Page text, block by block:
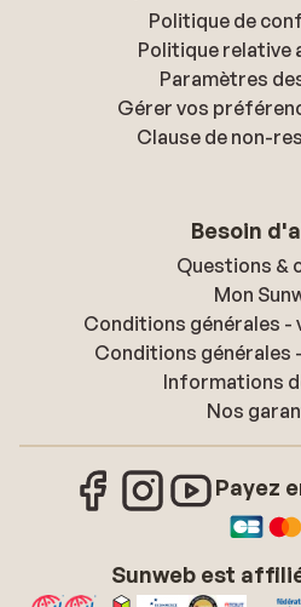
Politique de
Politique relative
Paramètres
Gérer vos
Clause de non-
Besoin
Questions &
Mon
Conditions générales -
Conditions générales
Informations
Nos
Payez
Sunweb est